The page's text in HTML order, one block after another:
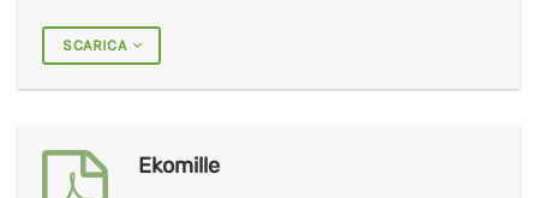
SCARICA
Ekomille